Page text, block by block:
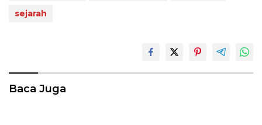
sejarah
Baca Juga